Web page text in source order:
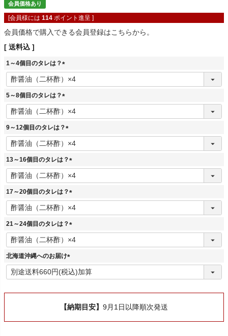
会員価格あり
[会員様には 114 ポイント進呈 ]
会員価格で購入できる会員登録はこちらから。
送料込
1～4個目のタレは？
(
必
須
5～8個目のタレは？
(
必
須
9～12個目のタレは？
(
須
13～16個目のタレは？
(
必
須
17～20個目のタレは？
(
必
須
21～24個目のタレは？
(
必
須
北海道沖縄へのお届け
(
必
)
【納期目安】 9月1日以降順次発送